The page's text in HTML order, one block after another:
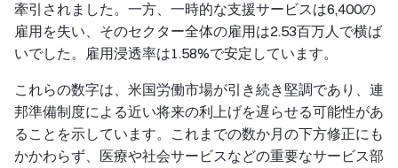
牽引されました。一方、一時的な支援サービスは6,400の
雇用を失い、そのセクター全体の雇用は2.53百万人で横ば
いでした。雇用浸透率は1.58%で安定しています。
これらの数字は、米国労働市場が引き続き堅調であり、連
邦準備制度による近い将来の利上げを遅らせる可能性があ
ることを示しています。これまでの数か月の下方修正にも
かかわらず、医療や社会サービスなどの重要なサービス部